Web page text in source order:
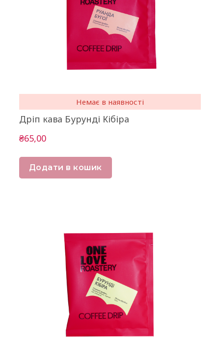
Немає в наявності
Дріп кава Бурунді Кібіра
₴65,00
Додати в кошик